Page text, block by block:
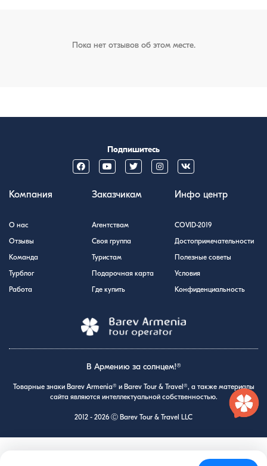
Пока нет отзывов об этом месте.
Подпишитесь
Компания
О нас
Отзывы
Команда
Турблог
Работа
Заказчикам
Агентствам
Своя группа
Туристам
Подарочная карта
Где купить
Инфо центр
COVID-2019
Достопримечательности
Полезные советы
Условия
Конфиденциальность
В Армению за солнцем!®
Товарные знаки Barev Armenia® и Barev Tour & Travel®, а также материалы
сайта являются интеллектуальной собственностью.
2012 - 2026 Ⓒ Barev Tour & Travel LLC